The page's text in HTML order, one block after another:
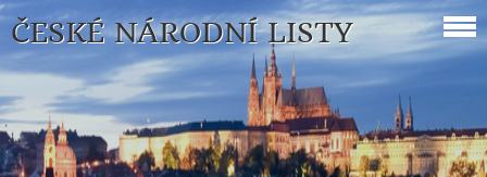
ČESKÉ NÁRODNÍ LISTY